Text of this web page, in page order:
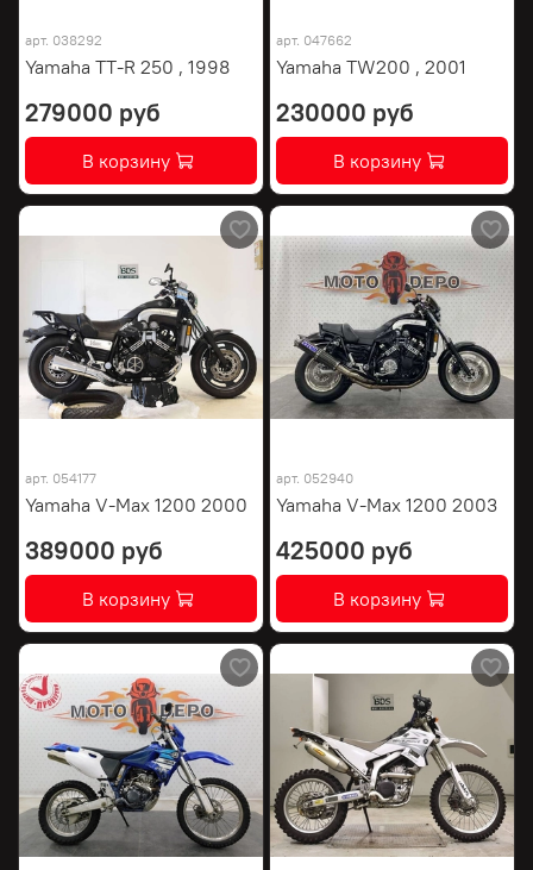
арт. 038292
Yamaha TT-R 250 , 1998
279000 руб
В корзину
арт. 047662
Yamaha TW200 , 2001
230000 руб
В корзину
арт. 054177
Yamaha V-Max 1200 2000
389000 руб
В корзину
арт. 052940
Yamaha V-Max 1200 2003
425000 руб
В корзину